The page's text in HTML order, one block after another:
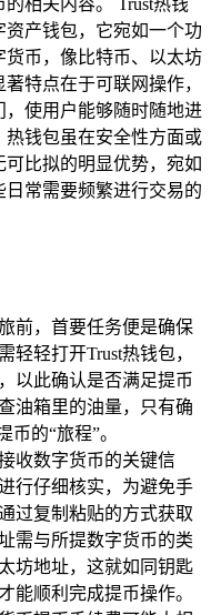
产钱包，它宛如一个功
币，像比特币、以太坊
特点在于可联网操作，
使用户能够随时随地进
钱包虽在安全性方面或
比拟的明显优势，宛如
常需要频繁进行交易的
前，首要任务便是确保
轻轻打开Trust热钱包，
以此确认是否满足提币
油箱里的油量，只有确
的“旅程”。
收数字货币的关键信
行仔细核实，为避免手
过复制粘贴的方式获取
需与所提数字货币的类
坊地址，这就如同钥匙
能顺利完成提币操作。